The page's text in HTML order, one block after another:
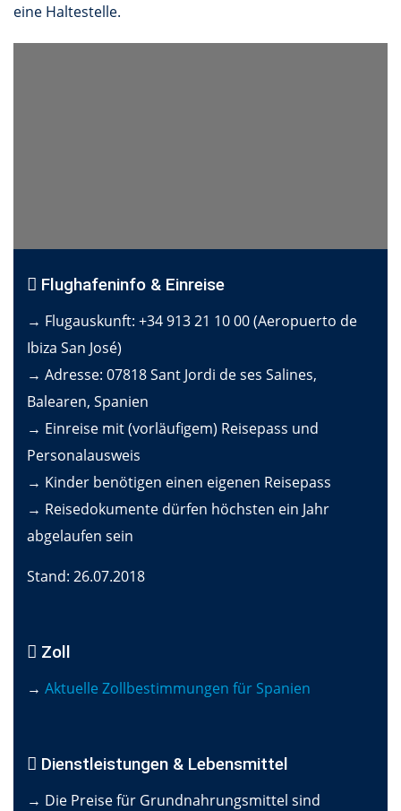
eine Haltestelle.
Flughafeninfo & Einreise
→ Flugauskunft: +34 913 21 10 00 (Aeropuerto de
Ibiza San José)
→ Adresse: 07818 Sant Jordi de ses Salines,
Balearen, Spanien
→ Einreise mit (vorläufigem) Reisepass und
Personalausweis
→ Kinder benötigen einen eigenen Reisepass
→ Reisedokumente dürfen höchsten ein Jahr
abgelaufen sein
Stand: 26.07.2018
Zoll
→ Aktuelle Zollbestimmungen für Spanien
Dienstleistungen & Lebensmittel
→ Die Preise für Grundnahrungsmittel sind